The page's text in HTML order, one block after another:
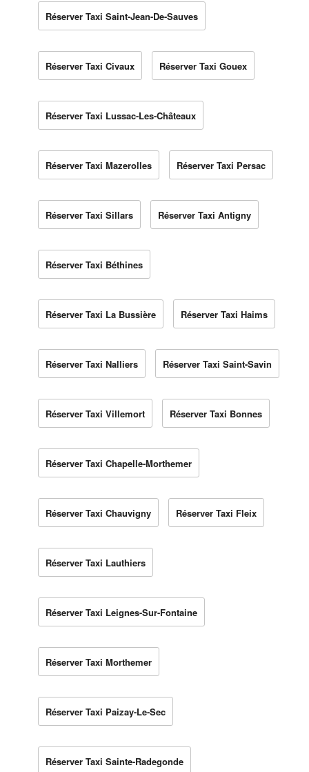
Réserver Taxi Saint-Jean-De-Sauves
Réserver Taxi Civaux Réserver Taxi Gouex
Réserver Taxi Lussac-Les-Châteaux
Réserver Taxi Mazerolles Réserver Taxi Persac
Réserver Taxi Sillars Réserver Taxi Antigny
Réserver Taxi Béthines
Réserver Taxi La Bussière Réserver Taxi Haims
Réserver Taxi Nalliers Réserver Taxi Saint-Savin
Réserver Taxi Villemort Réserver Taxi Bonnes
Réserver Taxi Chapelle-Morthemer
Réserver Taxi Chauvigny Réserver Taxi Fleix
Réserver Taxi Lauthiers
Réserver Taxi Leignes-Sur-Fontaine
Réserver Taxi Morthemer
Réserver Taxi Paizay-Le-Sec
Réserver Taxi Sainte-Radegonde